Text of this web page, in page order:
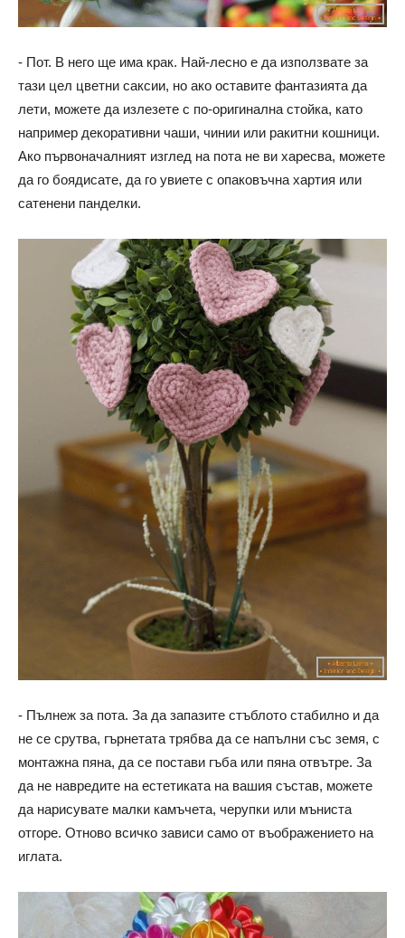
- Пот. В него ще има крак. Най-лесно е да използвате за
тази цел цветни саксии, но ако оставите фантазията да
лети, можете да излезете с по-оригинална стойка, като
например декоративни чаши, чинии или ракитни кошници.
Ако първоначалният изглед на пота не ви харесва, можете
да го боядисате, да го увиете с опаковъчна хартия или
сатенени панделки.
- Пълнеж за пота. За да запазите стъблото стабилно и да
не се срутва, гърнетата трябва да се напълни със земя, с
монтажна пяна, да се постави гъба или пяна отвътре. За
да не навредите на естетиката на вашия състав, можете
да нарисувате малки камъчета, черупки или мъниста
отгоре. Отново всичко зависи само от въображението на
иглата.